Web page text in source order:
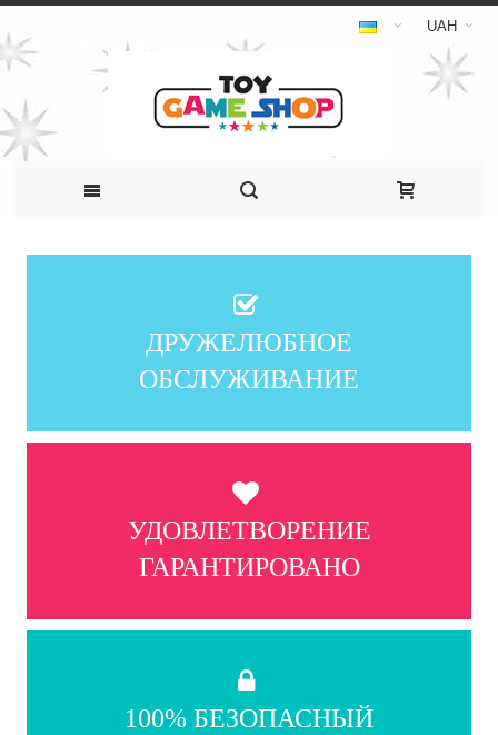
UAH
ДРУЖЕЛЮБНОЕ
ОБСЛУЖИВАНИЕ
УДОВЛЕТВОРЕНИЕ
ГАРАНТИРОВАНО
100% БЕЗОПАСНЫЙ